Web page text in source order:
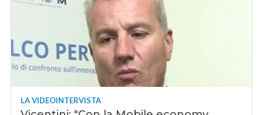
LA VIDEOINTERVISTA